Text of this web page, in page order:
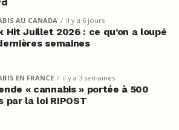
AU CANADA il y a 6 jours
Hit Juillet 2026 : ce qu’on a loupé
semaines
EN FRANCE il y a 3 semaines
« cannabis » portée à 500
par la loi RIPOST